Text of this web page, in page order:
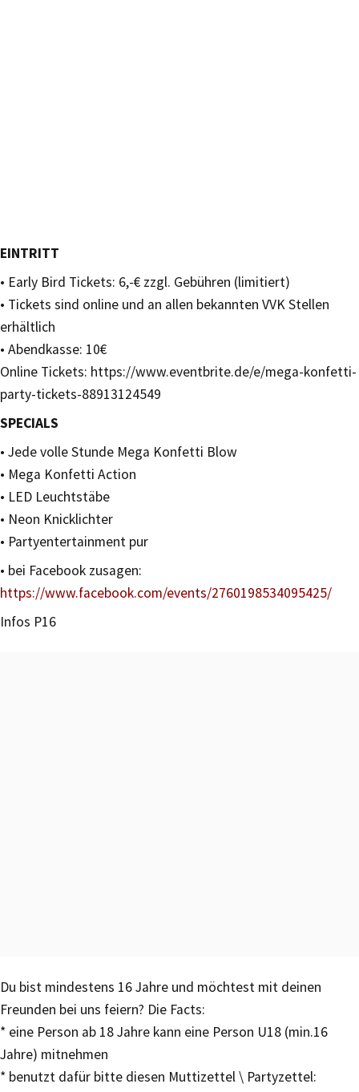
EINTRITT
• Early Bird Tickets: 6,-€ zzgl. Gebühren (limitiert)
• Tickets sind online und an allen bekannten VVK Stellen
erhältlich
• Abendkasse: 10€
Online Tickets: https://www.eventbrite.de/e/mega-konfetti-
party-tickets-88913124549
SPECIALS
• Jede volle Stunde Mega Konfetti Blow
• Mega Konfetti Action
• LED Leuchtstäbe
• Neon Knicklichter
• Partyentertainment pur
• bei Facebook zusagen:
https://www.facebook.com/events/2760198534095425/
Infos P16
Du bist mindestens 16 Jahre und möchtest mit deinen
Freunden bei uns feiern? Die Facts:
* eine Person ab 18 Jahre kann eine Person U18 (min.16
Jahre) mitnehmen
* benutzt dafür bitte diesen Muttizettel \ Partyzettel: